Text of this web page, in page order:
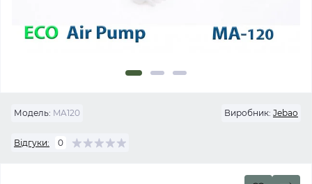
Модель: MA120 Виробник: Jebao
Відгуки: 0